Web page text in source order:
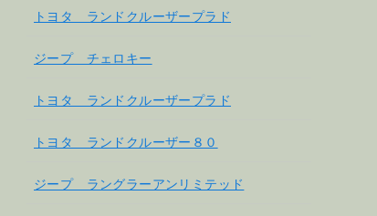
トヨタ ランドクルーザープラド
ジープ チェロキー
トヨタ ランドクルーザープラド
トヨタ ランドクルーザー８０
ジープ ラングラーアンリミテッド